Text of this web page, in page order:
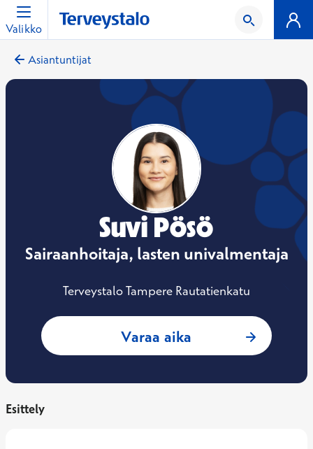
Valikko
Asiantuntijat
Suvi Pösö
Sairaanhoitaja, lasten univalmentaja
Terveystalo Tampere Rautatienkatu
Varaa aika : Suvi Pösö,
Esittely